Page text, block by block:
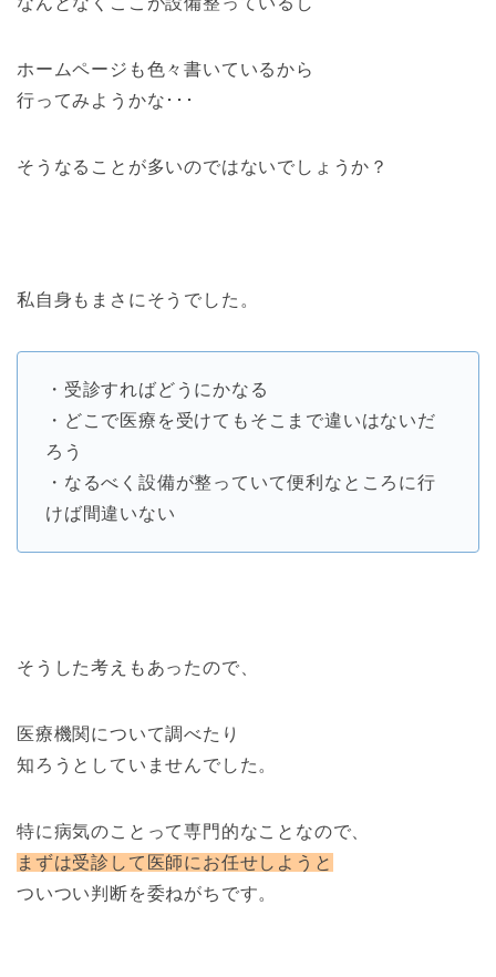
ホームページも色々書いているから
行ってみようかな･･･
そうなることが多いのではないでしょうか？
私自身もまさにそうでした。
・受診すればどうにかなる
・どこで医療を受けてもそこまで違いはないだ
ろう
・なるべく設備が整っていて便利なところに行
けば間違いない
そうした考えもあったので、
医療機関について調べたり
知ろうとしていませんでした。
特に病気のことって専門的なことなので、
まずは受診して医師にお任せしようと
ついつい判断を委ねがちです。